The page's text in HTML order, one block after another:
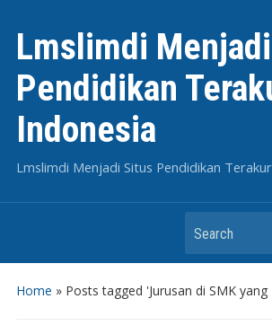
Lmslimdi
Pendidikan
Indonesia
Lmslimdi Menjadi Situs Pendidikan
Search
Home » Posts tagged 'Jurusan di SMK yang